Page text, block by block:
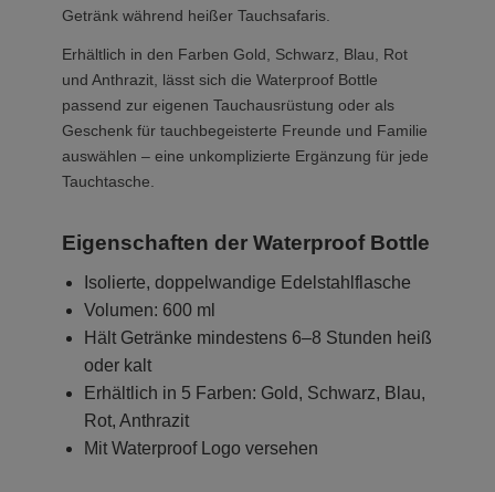
Getränk während heißer Tauchsafaris.
Erhältlich in den Farben Gold, Schwarz, Blau, Rot
und Anthrazit, lässt sich die Waterproof Bottle
passend zur eigenen Tauchausrüstung oder als
Geschenk für tauchbegeisterte Freunde und Familie
auswählen – eine unkomplizierte Ergänzung für jede
Tauchtasche.
Eigenschaften der Waterproof Bottle
Isolierte, doppelwandige Edelstahlflasche
Volumen: 600 ml
Hält Getränke mindestens 6–8 Stunden heiß
oder kalt
Erhältlich in 5 Farben: Gold, Schwarz, Blau,
Rot, Anthrazit
Mit Waterproof Logo versehen